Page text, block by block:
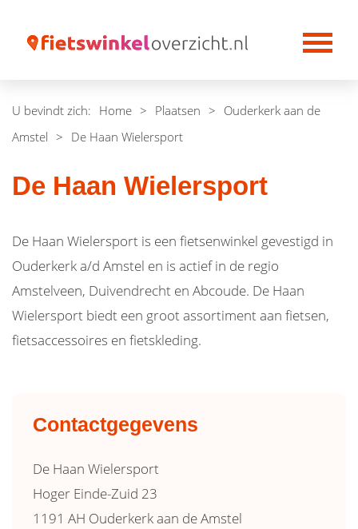
U bevindt zich: Home > Plaatsen > Ouderkerk aan de
Amstel > De Haan Wielersport
De Haan Wielersport
De Haan Wielersport is een fietsenwinkel gevestigd in
Ouderkerk a/d Amstel en is actief in de regio
Amstelveen, Duivendrecht en Abcoude. De Haan
Wielersport biedt een groot assortiment aan fietsen,
fietsaccessoires en fietskleding.
Contactgegevens
De Haan Wielersport
Hoger Einde-Zuid 23
1191 AH Ouderkerk aan de Amstel